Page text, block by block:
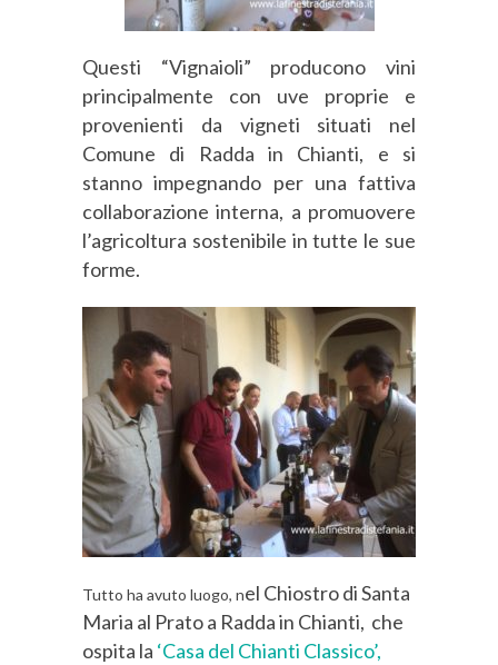
Questi “Vignaioli” producono vini
principalmente con uve proprie e
provenienti da vigneti situati nel
Comune di Radda in Chianti, e si
stanno impegnando per una fattiva
collaborazione interna, a promuovere
l’agricoltura sostenibile in tutte le sue
forme.
Tutto ha avuto luogo, nel Chiostro di Santa
Maria al Prato a Radda in Chianti, che
ospita la ‘Casa del Chianti Classico’,